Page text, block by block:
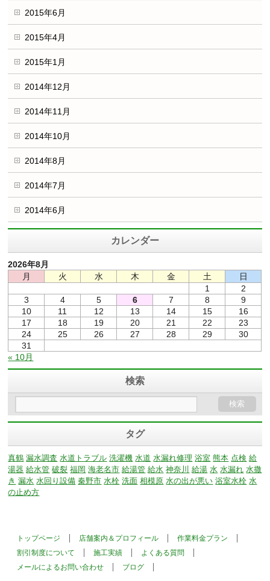
2015年6月
2015年4月
2015年1月
2014年12月
2014年11月
2014年10月
2014年8月
2014年7月
2014年6月
カレンダー
2026年8月
月
火 水 木 金 土
日
1
2
3
4 5 6 7 8
9
10
11 12 13 14 15
16
17
18 19 20 21 22
23
24
25 26 27 28 29
30
31
« 10月
検索
タグ
真鶴 漏水調査 水道トラブル 洗濯機 水道 水漏れ修理 浴室 熊本 点検 給
湯器 給水管 破裂 福岡 海老名市 給湯管 給水 神奈川 給湯 水 水漏れ 水撒
き 漏水 水回り設備 秦野市 水栓 洗面 相模原 水の出が悪い 浴室水栓 水
の止め方
トップページ 店舗案内＆プロフィール
作業料金プラン
割引制度について
施工実績
よくある質問
メールによるお問い合わせ
ブログ